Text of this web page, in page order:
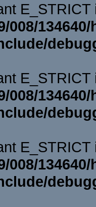
008/
008/
008/